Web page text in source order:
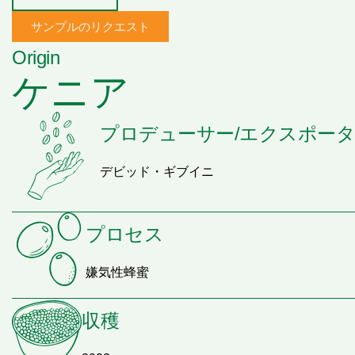
サンプルのリクエスト
Origin
ケニア
プロデューサー/エクスポー
デビッド・ギブイニ
プロセス
嫌気性蜂蜜
収穫